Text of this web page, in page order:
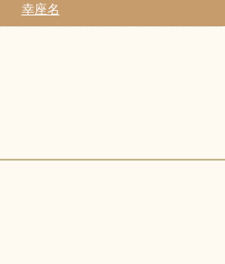
幸座名